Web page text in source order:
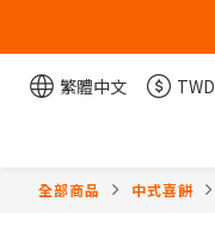
繁體中文 TWD
全部商品 中式喜餅